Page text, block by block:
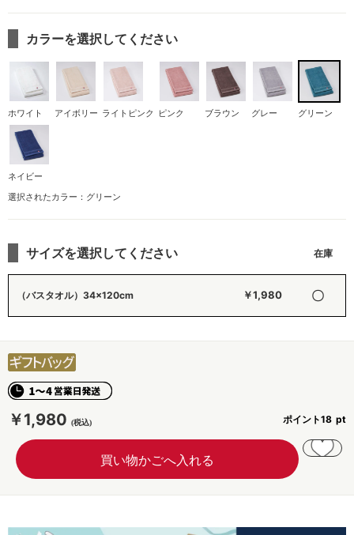
￥1,980 ポイント18
カラーを選択してください
ホワイト アイボリー ライトピンク ピンク ブラウン グレー グリーン
ネイビー
選択されたカラー：グリーン
サイズを選択してください
（バスタオル）34×120cm ￥1,980 〇